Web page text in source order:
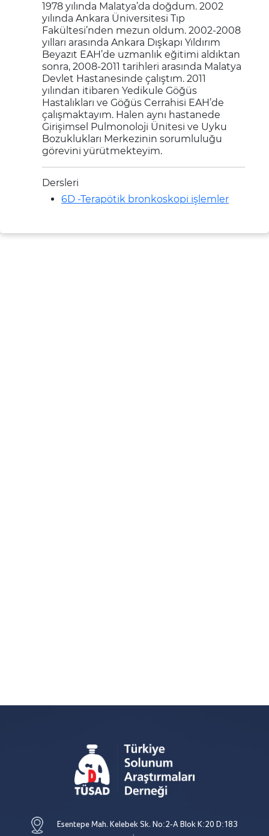
1978 yılında Malatya’da doğdum. 2002
yılında Ankara Üniversitesi Tıp
Fakültesi’nden mezun oldum. 2002-2008
yılları arasında Ankara Dışkapı Yıldırım
Beyazıt EAH’de uzmanlık eğitimi aldıktan
sonra, 2008-2011 tarihleri arasında Malatya
Devlet Hastanesinde çalıştım. 2011
yılından itibaren Yedikule Göğüs
Hastalıkları ve Göğüs Cerrahisi EAH’de
çalışmaktayım. Halen aynı hastanede
Girişimsel Pulmonoloji Ünitesi ve Uyku
Bozuklukları Merkezinin sorumluluğu
görevini yürütmekteyim.
Dersleri
6D -Terapötik bronkoskopi işlemler
Esentepe Mah. Kelebek Sk. No:2-A Blok K:20 D:183